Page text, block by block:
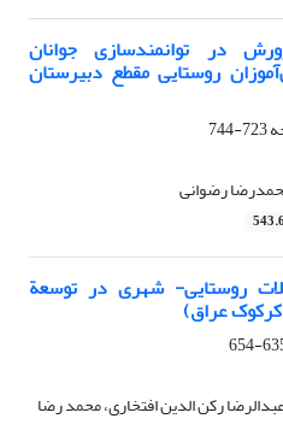
در توانمندسازی جوانان
روستایی مقطع دبیرستان
723-744
رضوانی
روستایی- شهری در توسعة
عراق)
635-
رکن الدین افتخاری، محمد رضا